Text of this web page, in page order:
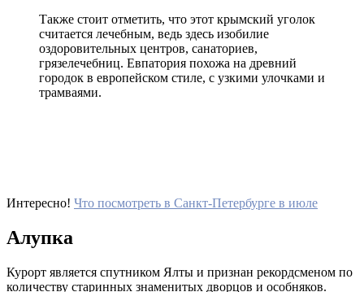
Также стоит отметить, что этот крымский уголок
считается лечебным, ведь здесь изобилие
оздоровительных центров, санаториев,
грязелечебниц. Евпатория похожа на древний
городок в европейском стиле, с узкими улочками и
трамваями.
Интересно! Что посмотреть в Санкт-Петербурге в июле
Алупка
Курорт является спутником Ялты и признан рекордсменом по
количеству старинных знаменитых дворцов и особняков.